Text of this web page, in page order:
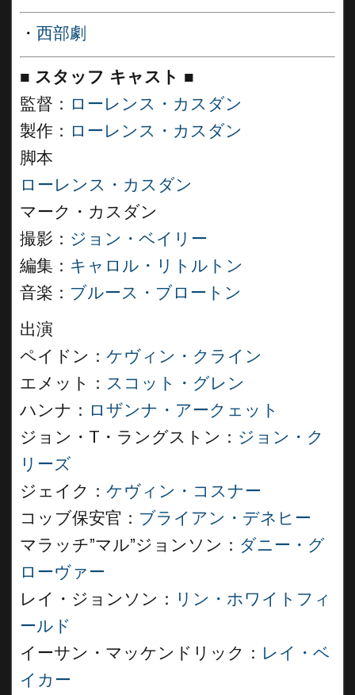
・ 西部劇
■ スタッフ キャスト ■
監督： ローレンス・カスダン
製作： ローレンス・カスダン
脚本
ローレンス・カスダン
マーク・カスダン
撮影： ジョン・ベイリー
編集： キャロル・リトルトン
音楽： ブルース・ブロートン
出演
ペイドン： ケヴィン・クライン
エメット： スコット・グレン
ハンナ： ロザンナ・アークェット
ジョン・T・ラングストン： ジョン・ク
リーズ
ジェイク： ケヴィン・コスナー
コッブ保安官： ブライアン・デネヒー
マラッチ”マル”ジョンソン： ダニー・グ
ローヴァー
レイ・ジョンソン： リン・ホワイトフィ
ールド
イーサン・マッケンドリック： レイ・ベ
イカー